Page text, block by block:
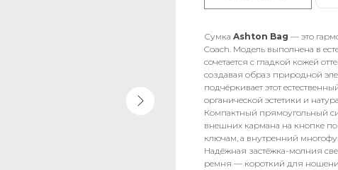
Сумка Ashton Bag — это
Coach. Модель выполнена в
сочетается с гладкой кожей
создавая образ природной
подчёркивает этот
органической эстетики и
Компактный прямоугольный
внешних кармана на кнопке
ключам, а внутренний
Надёжная застёжка-молния
ремня — короткий для